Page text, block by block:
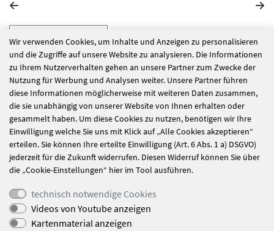
alle Nachrichten
Erlebnistage auf
Schloss Tannegg –
Gemeinschaft,
Gelächter und ganz
viel Action!
Sicher für den
Ernstfall
Wir verwenden Cookies, um Inhalte und Anzeigen zu personalisieren
und die Zugriffe auf unsere Website zu analysieren. Die Informationen
zu Ihrem Nutzerverhalten gehen an unsere Partner zum Zwecke der
Nutzung für Werbung und Analysen weiter. Unsere Partner führen
diese Informationen möglicherweise mit weiteren Daten zusammen,
die sie unabhängig von unserer Website von Ihnen erhalten oder
gesammelt haben. Um diese Cookies zu nutzen, benötigen wir Ihre
Einwilligung welche Sie uns mit Klick auf „Alle Cookies akzeptieren“
erteilen. Sie können Ihre erteilte Einwilligung (Art. 6 Abs. 1 a) DSGVO)
jederzeit für die Zukunft widerrufen. Diesen Widerruf können Sie über
die „Cookie-Einstellungen“ hier im Tool ausführen.
technisch notwendige Cookies
Videos von Youtube anzeigen
Kartenmaterial anzeigen